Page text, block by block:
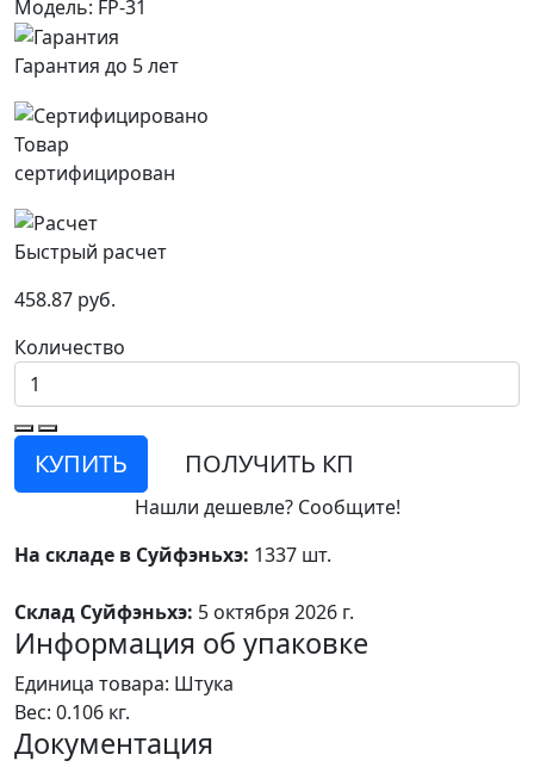
Модель: FP-31
Гарантия до 5 лет
Товар
сертифицирован
Быстрый расчет
458.87 руб.
Количество
КУПИТЬ ПОЛУЧИТЬ КП
Нашли дешевле? Сообщите!
На складе в Суйфэньхэ: 1337 шт.
Склад Суйфэньхэ: 5 октября 2026 г.
Информация об упаковке
Единица товара: Штука
Вес: 0.106 кг.
Документация